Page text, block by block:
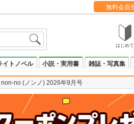
無料会員
はじめて
イトノベル 小説・実用書 雑誌・写真集
non-no (ノンノ) 2026年9月号